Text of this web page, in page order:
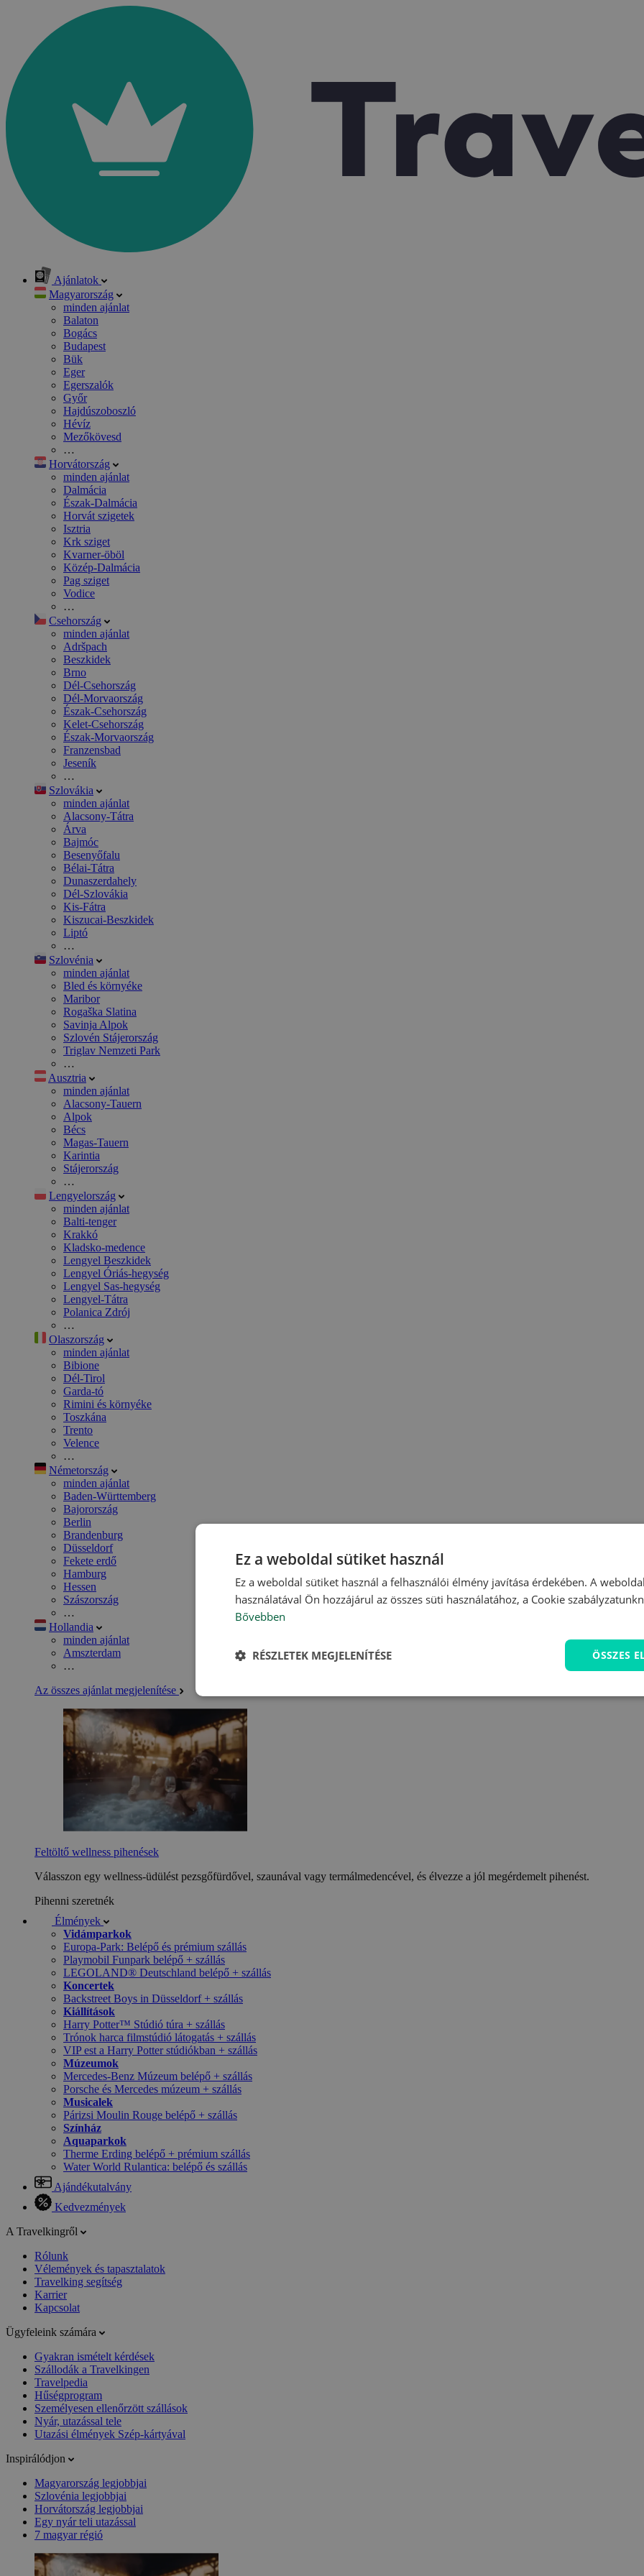
Ajánlatok
Magyarország
minden ajánlat
Balaton
Bogács
Budapest
Bük
Eger
Egerszalók
Győr
Hajdúszoboszló
Hévíz
Mezőkövesd
…
Horvátország
minden ajánlat
Dalmácia
Észak-Dalmácia
Horvát szigetek
Isztria
Krk sziget
Kvarner-öböl
Közép-Dalmácia
Pag sziget
Vodice
…
Csehország
minden ajánlat
Adršpach
Beszkidek
Brno
Dél-Csehország
Dél-Morvaország
Észak-Csehország
Kelet-Csehország
Észak-Morvaország
Franzensbad
Jeseník
…
Szlovákia
minden ajánlat
Alacsony-Tátra
Árva
Bajmóc
Besenyőfalu
Bélai-Tátra
Dunaszerdahely
Dél-Szlovákia
Kis-Fátra
Kiszucai-Beszkidek
Liptó
…
Szlovénia
minden ajánlat
Bled és környéke
Maribor
Rogaška Slatina
Savinja Alpok
Szlovén Stájerország
Triglav Nemzeti Park
…
Ausztria
minden ajánlat
Alacsony-Tauern
Alpok
Bécs
Magas-Tauern
Karintia
Stájerország
…
Lengyelország
minden ajánlat
Balti-tenger
Krakkó
Kladsko-medence
Lengyel Beszkidek
Lengyel Óriás-hegység
Lengyel Sas-hegység
Lengyel-Tátra
Polanica Zdrój
…
Olaszország
minden ajánlat
Bibione
Dél-Tirol
Garda-tó
Rimini és környéke
Toszkána
Trento
Velence
…
Németország
minden ajánlat
Baden-Württemberg
Bajorország
Berlin
Brandenburg
Düsseldorf
Fekete erdő
Hamburg
Hessen
Szászország
…
Hollandia
minden ajánlat
Amszterdam
…
Az összes ajánlat megjelenítése
Feltöltő wellness pihenések
Válasszon egy wellness-üdülést pezsgőfürdővel, szaunával vagy termálmedencével, és élvezze a jól megérdemelt pihenést.
Pihenni szeretnék
Élmények
Vidámparkok
Europa-Park: Belépő és prémium szállás
Playmobil Funpark belépő + szállás
LEGOLAND® Deutschland belépő + szállás
Koncertek
Backstreet Boys in Düsseldorf + szállás
Kiállítások
Harry Potter™ Stúdió túra + szállás
Trónok harca filmstúdió látogatás + szállás
VIP est a Harry Potter stúdiókban + szállás
Múzeumok
Mercedes-Benz Múzeum belépő + szállás
Porsche és Mercedes múzeum + szállás
Musicalek
Párizsi Moulin Rouge belépő + szállás
Színház
Aquaparkok
Therme Erding belépő + prémium szállás
Water World Rulantica: belépő és szállás
Ajándékutalvány
Kedvezmények
A Travelkingről
Rólunk
Vélemények és tapasztalatok
Travelking segítség
Karrier
Kapcsolat
Ügyfeleink számára
Gyakran ismételt kérdések
Szállodák a Travelkingen
Travelpedia
Hűségprogram
Személyesen ellenőrzött szállások
Nyár, utazással tele
Utazási élmények Szép-kártyával
Inspirálódjon
Magyarország legjobbjai
Szlovénia legjobbjai
Horvátország legjobbjai
Egy nyár teli utazással
7 magyar régió
Ez a weboldal sütiket használ
Ez a weboldal sütiket használ a felhasználói élmény javítása érdekében. A
használatával Ön hozzájárul az összes süti használatához, a Cookie
Bővebben
ÖSSZES
RÉSZLETEK MEGJELENÍTÉSE